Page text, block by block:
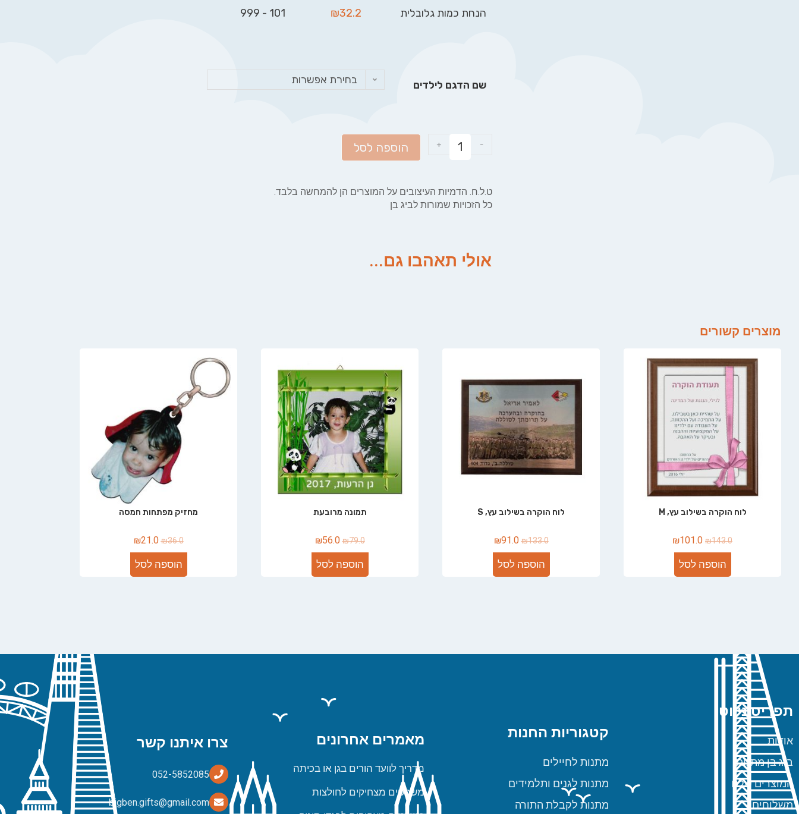
הנחת כמות גלובלית ₪32.2
101 - 999
שם הדגם לילדים בחירת אפשרות
-
+ הוספה לסל
ט.ל.ח. הדמיות העיצובים על המוצרים הן להמחשה בלבד.
כל הזכויות שמורות לביג בן
אולי תאהבו גם...
מוצרים קשורים
לוח הוקרה בשילוב עץ, M
₪143.0
₪101.0
הוספה לסל
לוח הוקרה בשילוב עץ, S
₪133.0
₪91.0
הוספה לסל
תמונה מרובעת
₪79.0
₪56.0
הוספה לסל
מחזיק מפתחות חמסה
₪36.0
₪21.0
הוספה לסל
תפריט ניווט
אודות
ביג בן מתנות
המוצרים שלנו
משלוחים
קטגוריות החנות
מתנות לחיילים
מתנות לגנים ותלמידים
מתנות לקבלת התורה
מאמרים אחרונים
מדריך לוועד הורים בגן או בכיתה
משפטים מצחיקים לחולצות
צרו איתנו קשר
bigben.gifts@gmail.com